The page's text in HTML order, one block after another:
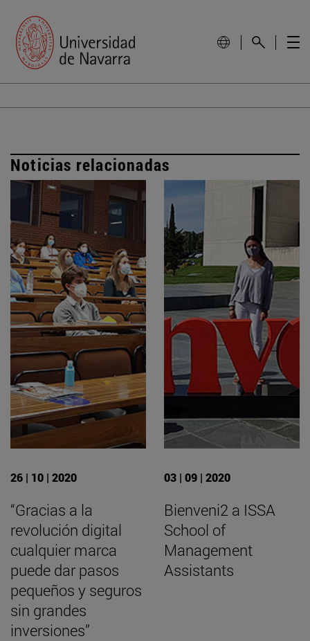
Noticias relacionadas
26 | 10 | 2020
“Gracias a la
revolución digital
cualquier marca
puede dar pasos
pequeños y seguros
sin grandes
inversiones”
03 | 09 | 2020
Bienveni2 a ISSA
School of
Management
Assistants